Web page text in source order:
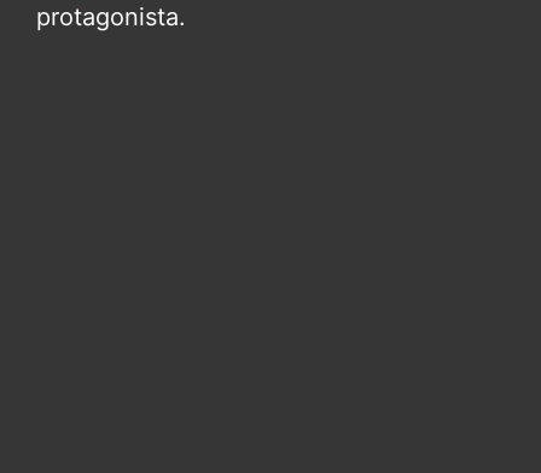
protagonista.